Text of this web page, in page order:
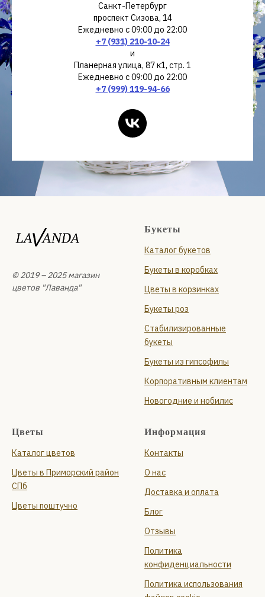
Санкт-Петербург
проспект Сизова, 14
Ежедневно с 09:00 до 22:00
+7 (931) 210-10-24
и
Планерная улица, 87 к1, стр. 1
Ежедневно с 09:00 до 22:00
+7 (999) 119-94-66
© 2019 – 2025 магазин
цветов "Лаванда"
Букеты
Каталог букетов
Букеты в коробках
Цветы в корзинках
Букеты роз
Стабилизированные
букеты
Букеты из гипсофилы
Корпоративным клиентам
Новогодние и нобилис
Цветы
Каталог цветов
Цветы в Приморский район
СПб
Цветы поштучно
Информация
Контакты
О нас
Доставка и оплата
Блог
Отзывы
Политика
конфиденциальности
Политика использования